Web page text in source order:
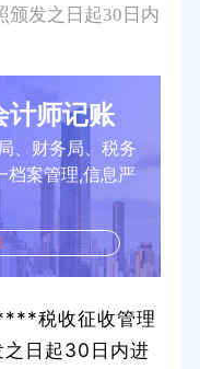
颁发之日起30日内
计师记账
、财务局、税务
档案管理,信息严
税收征收管理
之日起30日内进